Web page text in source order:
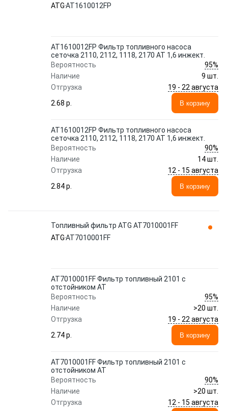
ATGAT1610012FP
AT1610012FP Фильтр топливного насоса
сеточка 2110, 2112, 1118, 2170 АТ 1,6 инжект.
Вероятность
95%
Наличие
9 шт.
Отгрузка
19 - 22 августа
2.68 p.
В корзину
AT1610012FP Фильтр топливного насоса
сеточка 2110, 2112, 1118, 2170 АТ 1,6 инжект.
Вероятность
90%
Наличие
14 шт.
Отгрузка
12 - 15 августа
2.84 p.
В корзину
Топливный фильтр ATG AT7010001FF
ATGAT7010001FF
AT7010001FF Фильтр топливный 2101 с
отстойником АТ
Вероятность
95%
Наличие
>20 шт.
Отгрузка
19 - 22 августа
2.74 p.
В корзину
AT7010001FF Фильтр топливный 2101 с
отстойником АТ
Вероятность
90%
Наличие
>20 шт.
Отгрузка
12 - 15 августа